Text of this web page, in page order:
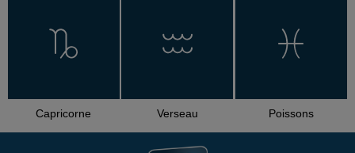
Capricorne Verseau Poissons